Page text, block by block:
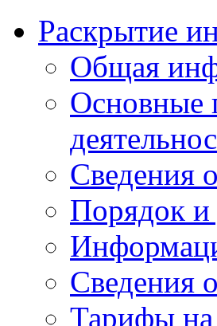
Раскрытие
Общая
Основные
Сведения
Порядок и
Сведения
Тарифы